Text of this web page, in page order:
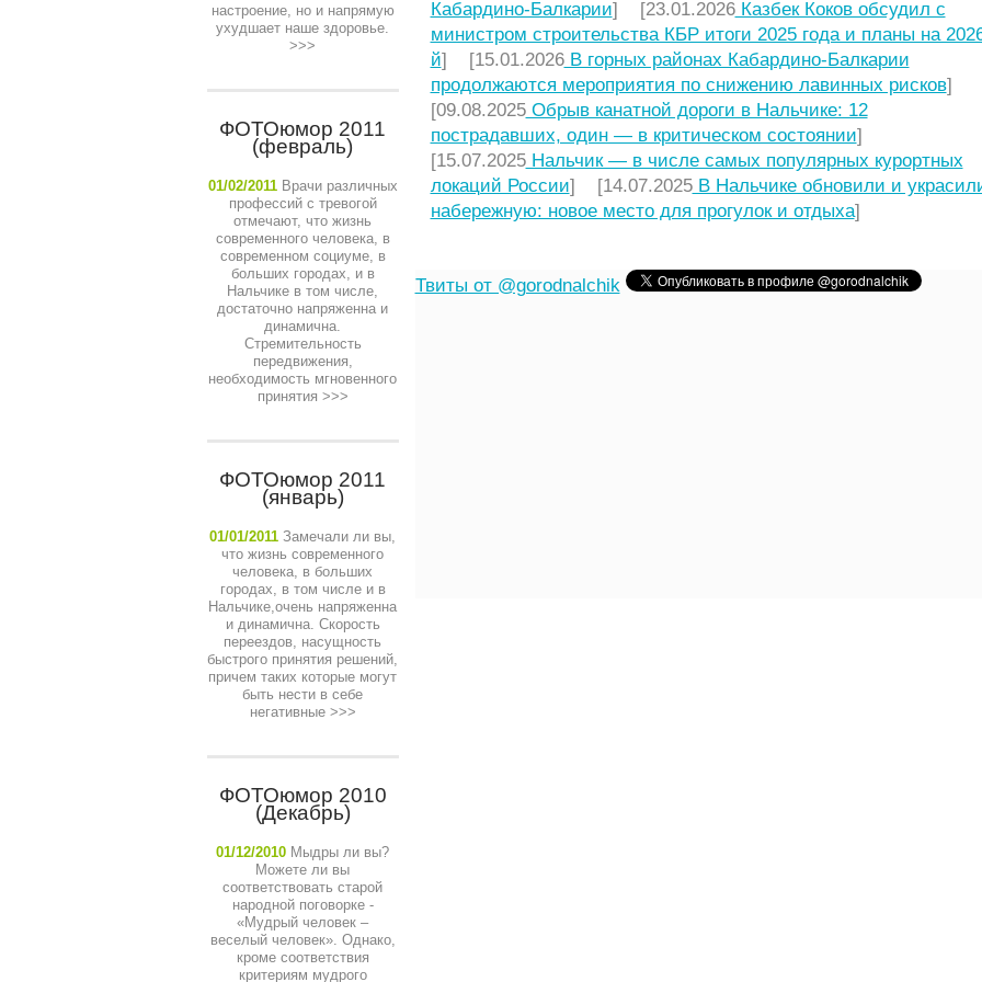
настроение, но и напрямую
ухудшает наше здоровье.
>>>
ФОТОюмор 2011
(февраль)
01/02/2011 Врачи различных
профессий с тревогой
отмечают, что жизнь
современного человека, в
современном социуме, в
больших городах, и в
Нальчике в том числе,
достаточно напряженна и
динамична.
Стремительность
передвижения,
необходимость мгновенного
принятия >>>
ФОТОюмор 2011
(январь)
01/01/2011 Замечали ли вы,
что жизнь современного
человека, в больших
городах, в том числе и в
Нальчике,очень напряженна
и динамична. Скорость
переездов, насущность
быстрого принятия решений,
причем таких которые могут
быть нести в себе
негативные>>>
ФОТОюмор 2010
(Декабрь)
01/12/2010 Мыдры ли вы?
Можете ли вы
соответствовать старой
народной поговорке -
«Мудрый человек –
веселый человек». Однако,
кроме соответствия
критериям мудрого
Кабардино-Балкарии] [23.01.2026Казбек Коков обсудил с
министром строительства КБР итоги 2025 года и планы на
й] [15.01.2026В горных районах Кабардино-Балкарии
продолжаются мероприятия по снижению лавинных рисков]
[09.08.2025Обрыв канатной дороги в Нальчике: 12
пострадавших, один — в критическом состоянии]
[15.07.2025Нальчик — в числе самых популярных курортных
локаций России] [14.07.2025В Нальчике обновили и
набережную: новое место для прогулок и отдыха]
Твиты от @gorodnalchik